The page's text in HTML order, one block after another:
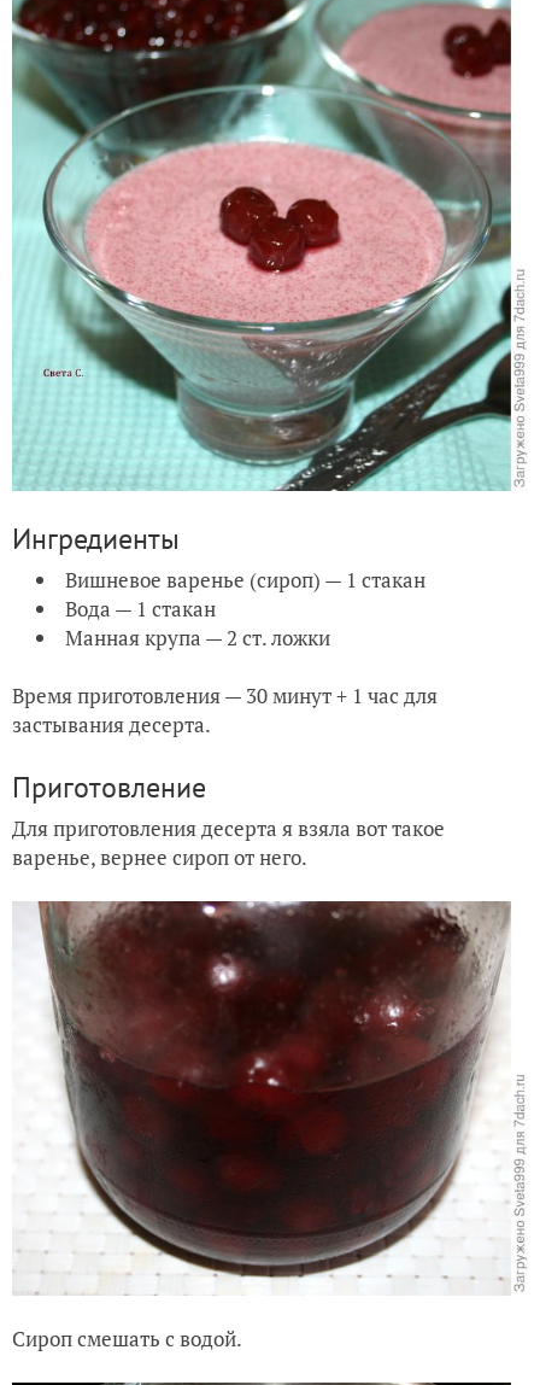
Ингредиенты
Вишневое варенье (сироп) — 1 стакан
Вода — 1 стакан
Манная крупа — 2 ст. ложки
Время приготовления — 30 минут + 1 час для
застывания десерта.
Приготовление
Для приготовления десерта я взяла вот такое
варенье, вернее сироп от него.
Сироп смешать с водой.